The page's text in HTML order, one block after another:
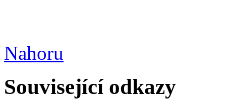
Nahoru
Související odkazy